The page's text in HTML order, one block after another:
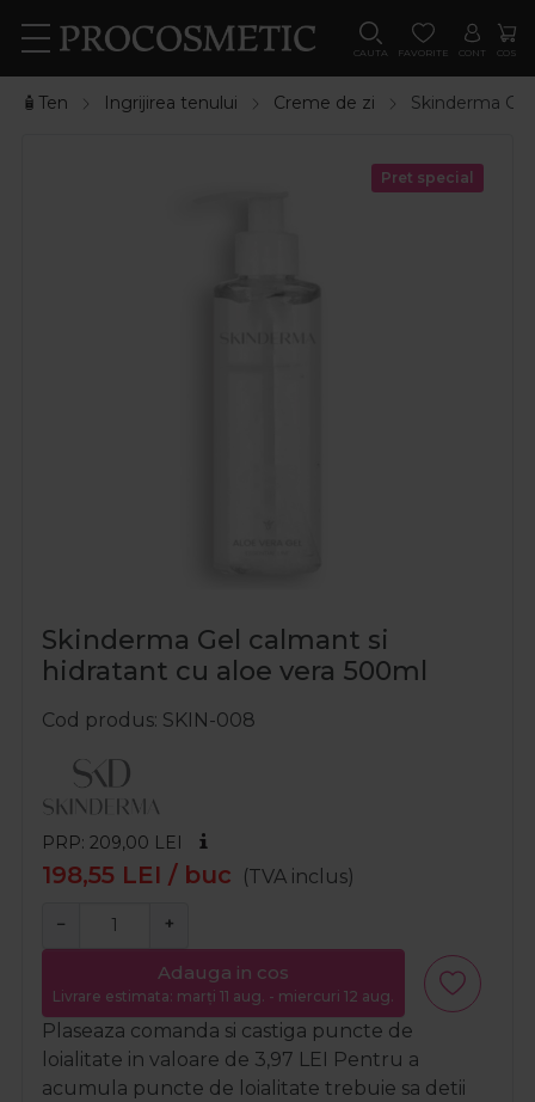
CAUTA FAVORITE CONT COS
🧴Ten Ingrijirea tenului Creme de zi Skinderma
Pret special
Skinderma Gel calmant si
hidratant cu aloe vera 500ml
Cod produs SKIN-008
PRP: 209,00 LEI
198,55 LEI / buc (TVA inclus)
− +
Adauga in cos
Livrare estimata: marți 11 aug. - miercuri 12 aug.
Plaseaza comanda si castiga puncte de
loialitate in valoare de 3,97 LEI Pentru a
acumula puncte de loialitate trebuie sa detii